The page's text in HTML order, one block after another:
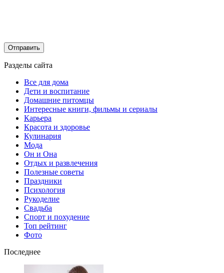
Разделы сайта
Все для дома
Дети и воспитание
Домашние питомцы
Интересные книги, фильмы и сериалы
Карьера
Красота и здоровье
Кулинария
Мода
Он и Она
Отдых и развлечения
Полезные советы
Праздники
Психология
Рукоделие
Свадьба
Спорт и похудение
Топ рейтинг
Фото
Последнее